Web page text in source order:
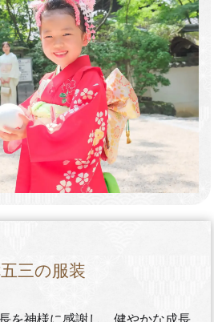
三の服装
を神様に感謝し、健やかな成長